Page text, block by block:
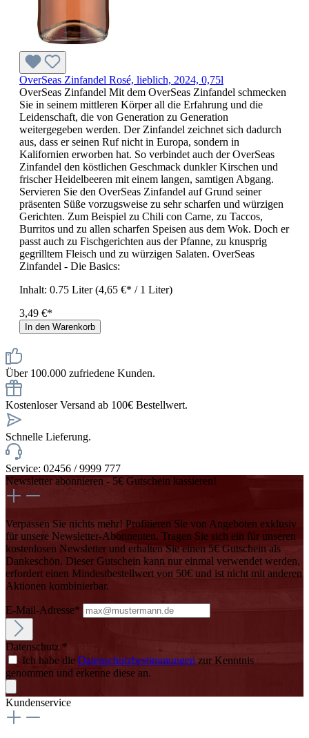
OverSeas Zinfandel Rosé, lieblich, 2024, 0,75l
OverSeas Zinfandel Mit dem OverSeas Zinfandel schmecken
Sie in seinem mittleren Körper all die Erfahrung und die
Leidenschaft, die von Generation zu Generation
weitergegeben werden. Der Zinfandel zeichnet sich dadurch
aus, dass er seinen Ruf nicht in Europa, sondern in
Kalifornien erworben hat. So verbindet auch der OverSeas
Zinfandel den köstlichen Geschmack dunkler Kirschen und
frischer Heidelbeeren mit einem langen, samtigen Abgang.
Servieren Sie den OverSeas Zinfandel auf Grund seiner
präsenten Süße vorzugsweise zu sehr scharfen und würzigen
Gerichten. Zum Beispiel zu Chili con Carne, zu Taccos,
Burritos und zu allen scharfen Speisen aus dem Wok. Doch er
passt auch zu Fischgerichten aus der Pfanne, zu knusprig
gegrilltem Fleisch und zu würzigen Salaten. OverSeas
Zinfandel - Die Basics:
Inhalt: 0.75 Liter(4,65 €* / 1 Liter)
3,49 €*
In den Warenkorb
Über 100.000 zufriedene Kunden.
Kostenloser Versand ab 100€ Bestellwert.
Schnelle Lieferung.
Service: 02456 / 9999 777
Newsletter abonnieren - 5€ Gutschein kassieren!
Verpassen Sie nichts mehr! Profitieren Sie von Angeboten exklusiv
für unsere Newsletter-Abonnenten. Tragen Sie sich ein für unseren
kostenlosen Newsletter und erhalten Sie einen 5€ Gutschein als
Dankeschön. Dieser Gutschein kann nur einmal verwendet werden,
erfordert einen Mindestbestellwert von 50€ und ist nicht mit anderen
Aktionen kombinierbar.
E-Mail-Adresse*
Datenschutz *
Ich habe die Datenschutzbestimmungen zur Kenntnis
genommen und erkenne diese an.
Kundenservice